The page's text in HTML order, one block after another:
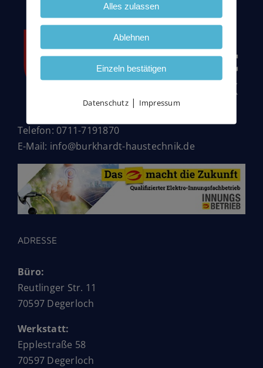
Telefon: 0711-7191870
E-Mail: info@burkhardt-haustechnik.de
ADRESSE
Büro:
Reutlinger Str. 11
70597 Degerloch
Werkstatt:
Epplestraße 58
70597 Degerloch
Alles zulassen
Ablehnen
Einzeln bestätigen
Datenschutz| Impressum